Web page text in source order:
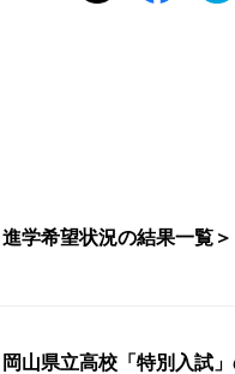
進学希望状況の結果一覧
岡山県立高校「特別入試